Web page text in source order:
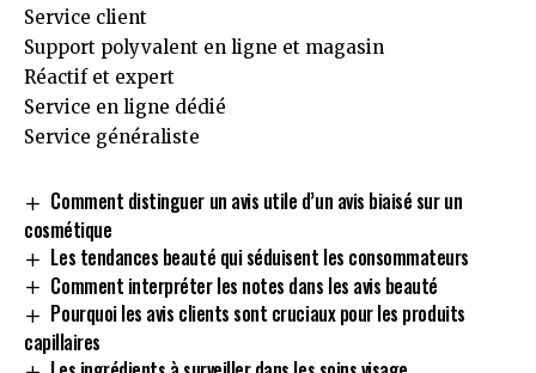
Service client
Support polyvalent en ligne et magasin
Réactif et expert
Service en ligne dédié
Service généraliste
Comment distinguer un avis utile d’un avis biaisé sur un
cosmétique
Les tendances beauté qui séduisent les consommateurs
Comment interpréter les notes dans les avis beauté
Pourquoi les avis clients sont cruciaux pour les produits
capillaires